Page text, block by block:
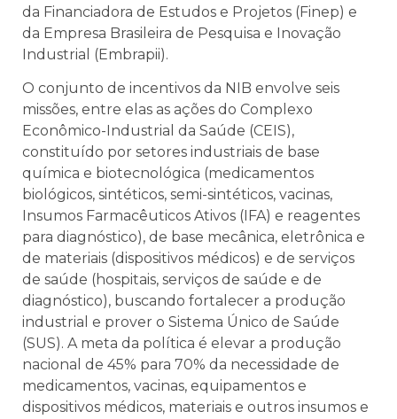
da Financiadora de Estudos e Projetos (Finep) e
da Empresa Brasileira de Pesquisa e Inovação
Industrial (Embrapii).
O conjunto de incentivos da NIB envolve seis
missões, entre elas as ações do Complexo
Econômico-Industrial da Saúde (CEIS),
constituído por setores industriais de base
química e biotecnológica (medicamentos
biológicos, sintéticos, semi-sintéticos, vacinas,
Insumos Farmacêuticos Ativos (IFA) e reagentes
para diagnóstico), de base mecânica, eletrônica e
de materiais (dispositivos médicos) e de serviços
de saúde (hospitais, serviços de saúde e de
diagnóstico), buscando fortalecer a produção
industrial e prover o Sistema Único de Saúde
(SUS). A meta da política é elevar a produção
nacional de 45% para 70% da necessidade de
medicamentos, vacinas, equipamentos e
dispositivos médicos, materiais e outros insumos e